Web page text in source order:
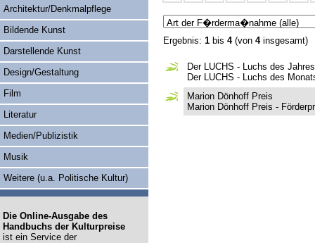
Ergebnis: 1 bis 4(von 4insgesamt)
Der LUCHS - Luchs des Jahres
Der LUCHS - Luchs des
Marion Dönhoff Preis
Marion Dönhoff Preis -
Architektur/Denkmalpflege
Bildende Kunst
Darstellende Kunst
Design/Gestaltung
Film
Literatur
Medien/Publizistik
Musik
Weitere (u.a. Politische Kultur)
Die Online-Ausgabe des
Handbuchs der Kulturpreise
ist ein Service der